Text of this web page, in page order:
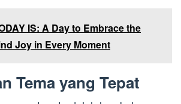
IS: A Day to Embrace the
Joy in Every Moment
Tema yang Tepat